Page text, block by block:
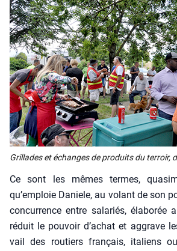
Grillades et échanges de pro­duits du ter­roir,
Ce sont les mêmes termes,
qu’emploie Daniele, au volant de son
concur­rence entre sala­riés, éla­bo­rée
réduit le pou­voir d’a­chat et aggrave
vail des rou­tiers fran­çais, ita­liens